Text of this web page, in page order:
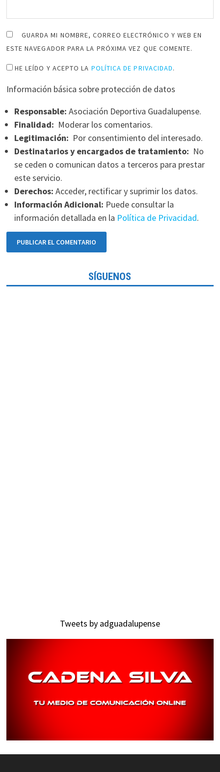
GUARDA MI NOMBRE, CORREO ELECTRÓNICO Y WEB EN
ESTE NAVEGADOR PARA LA PRÓXIMA VEZ QUE COMENTE.
HE LEÍDO Y ACEPTO LA POLÍTICA DE PRIVACIDAD.
Información básica sobre protección de datos
Responsable: Asociación Deportiva Guadalupense.
Finalidad: Moderar los comentarios.
Legitimación: Por consentimiento del interesado.
Destinatarios y encargados de tratamiento: No
se ceden o comunican datos a terceros para prestar
este servicio.
Derechos: Acceder, rectificar y suprimir los datos.
Información Adicional: Puede consultar la
información detallada en la Política de Privacidad.
SÍGUENOS
Tweets by adguadalupense